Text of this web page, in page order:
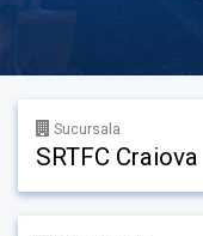
Sucursala
SRTFC Craiova